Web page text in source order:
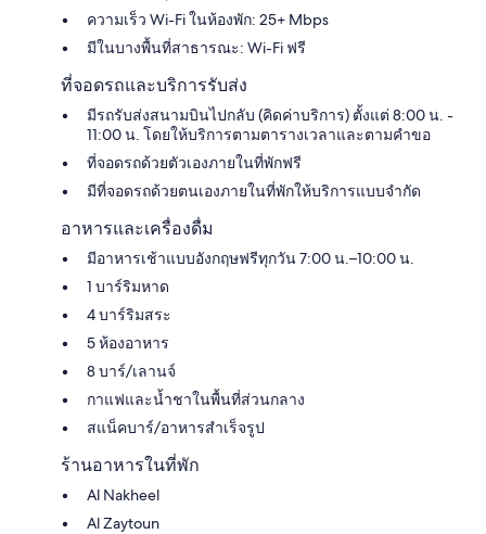
ความเร็ว Wi-Fi ในห้องพัก: 25+ Mbps
มีในบางพื้นที่สาธารณะ: Wi-Fi ฟรี
ที่จอดรถและบริการรับส่ง
มีรถรับส่งสนามบินไปกลับ (คิดค่าบริการ) ตั้งแต่ 8:00 น. -
11:00 น. โดยให้บริการตามตารางเวลาและตามคำขอ
ที่จอดรถด้วยตัวเองภายในที่พักฟรี
มีที่จอดรถด้วยตนเองภายในที่พักให้บริการแบบจำกัด
อาหารและเครื่องดื่ม
มีอาหารเช้าแบบอังกฤษฟรีทุกวัน 7:00 น.–10:00 น.
1 บาร์ริมหาด
4 บาร์ริมสระ
5 ห้องอาหาร
8 บาร์/เลานจ์
กาแฟและน้ำชาในพื้นที่ส่วนกลาง
สแน็คบาร์/อาหารสำเร็จรูป
ร้านอาหารในที่พัก
Al Nakheel
Al Zaytoun